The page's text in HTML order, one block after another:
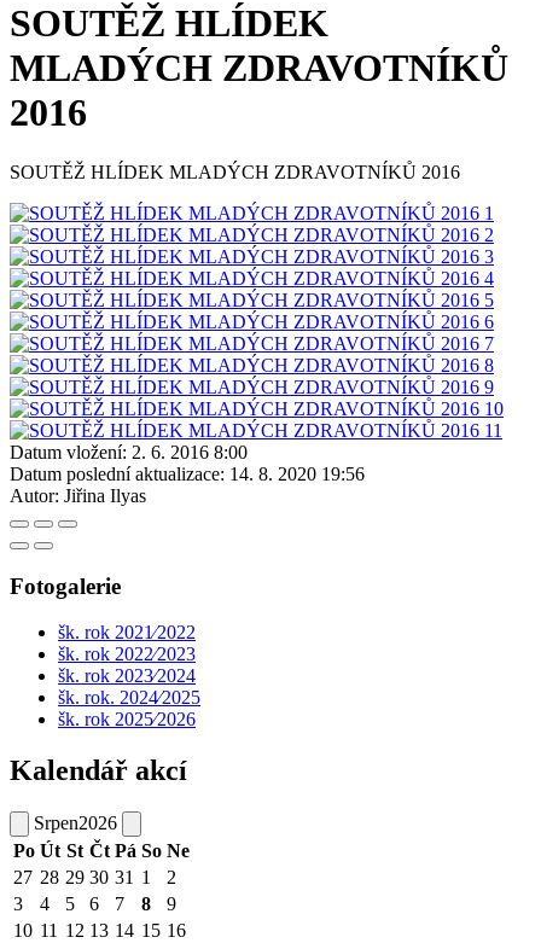
SOUTĚŽ HLÍDEK
MLADÝCH ZDRAVOTNÍKŮ
2016
SOUTĚŽ HLÍDEK MLADÝCH ZDRAVOTNÍKŮ 2016
Datum vložení: 2. 6. 2016 8:00
Datum poslední aktualizace: 14. 8. 2020 19:56
Autor: Jiřina Ilyas
Fotogalerie
šk. rok 2021⁄2022
šk. rok 2022⁄2023
šk. rok 2023⁄2024
šk. rok. 2024⁄2025
šk. rok 2025⁄2026
Kalendář akcí
Srpen2026
Po Út St Čt Pá So Ne
27 28 29 30 31 1
2
3
4 5 6 7 8
9
10 11 12 13 14 15 16